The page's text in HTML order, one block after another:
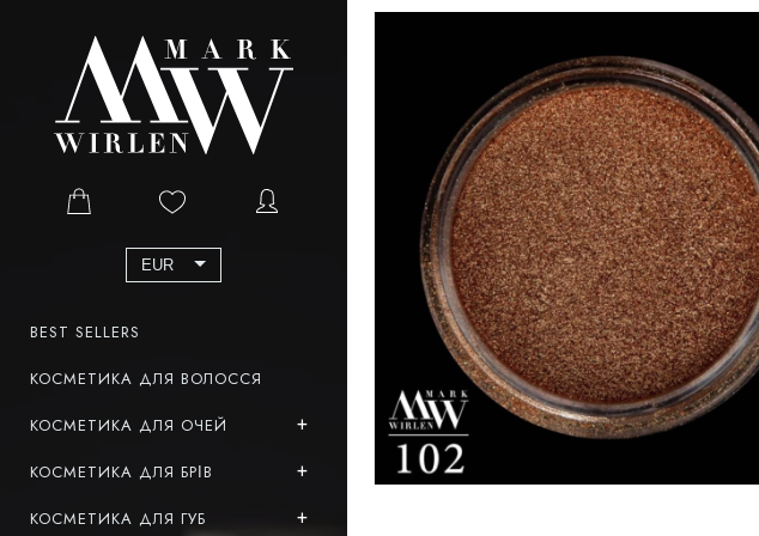
EUR
BEST SELLERS
КОСМЕТИКА ДЛЯ ВОЛОССЯ
КОСМЕТИКА ДЛЯ ОЧЕЙ
КОСМЕТИКА ДЛЯ БРІВ
КОСМЕТИКА ДЛЯ ГУБ